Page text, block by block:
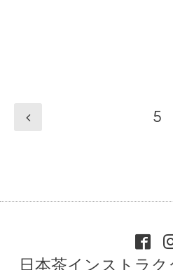
5
日本茶インストラ